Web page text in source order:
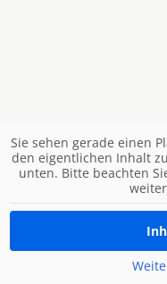
Sie sehen gerade einen
den eigentlichen Inhalt
unten. Bitte beachten